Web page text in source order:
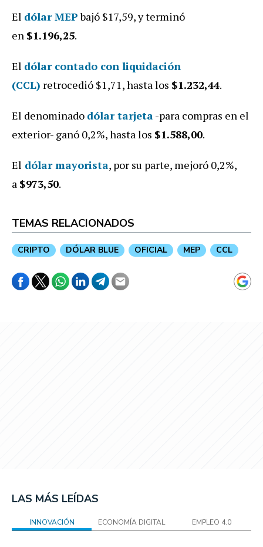
El dólar MEPbajó $17,59, y terminó
en $1.196,25.
El dólar contado con liquidación
(CCL) retrocedió $1,71, hasta los $1.232,44.
El denominado dólar tarjeta-para compras en el
exterior- ganó 0,2%, hasta los $1.588,00.
El dólar mayorista, por su parte, mejoró 0,2%,
a $973,50.
TEMAS RELACIONADOS
CRIPTO DÓLAR BLUE OFICIAL MEP CCL
LAS MÁS LEÍDAS
INNOVACIÓN ECONOMÍA DIGITAL EMPLEO 4.0